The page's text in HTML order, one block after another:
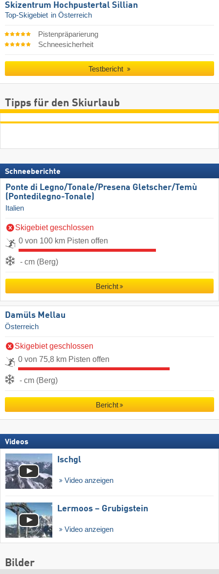
Skizentrum Hochpustertal Sillian
Top-Skigebiet in Österreich
Pistenpräparierung
Schneesicherheit
Testbericht
Tipps für den Skiurlaub
Schneeberichte
Ponte di Legno/​Tonale/​Presena Gletscher/​Temù
(Pontedilegno-Tonale)
Italien
Skigebiet geschlossen
0 von 100 km Pisten offen
- cm (Berg)
Bericht
Damüls Mellau
Österreich
Skigebiet geschlossen
0 von 75,8 km Pisten offen
- cm (Berg)
Bericht
Videos
Ischgl
Video anzeigen
Lermoos – Grubigstein
Video anzeigen
Bilder